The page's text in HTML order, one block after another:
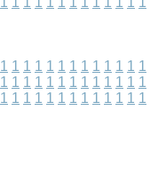
1 1 1 1 1 1 1 1 1 1 1 1 1
1 1 1 1 1 1 1 1 1 1 1 1 1
1 1 1 1 1 1 1 1 1 1 1 1 1